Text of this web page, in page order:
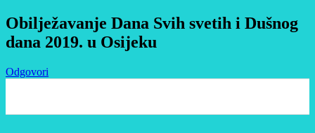
Obilježavanje Dana Svih svetih i Dušnog
dana 2019. u Osijeku
Odgovori